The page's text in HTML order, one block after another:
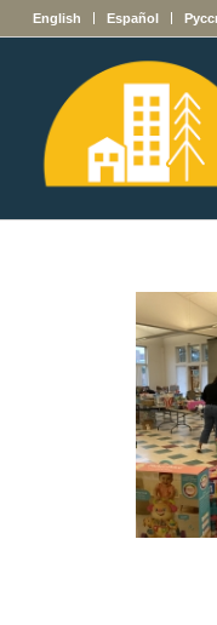
English Español